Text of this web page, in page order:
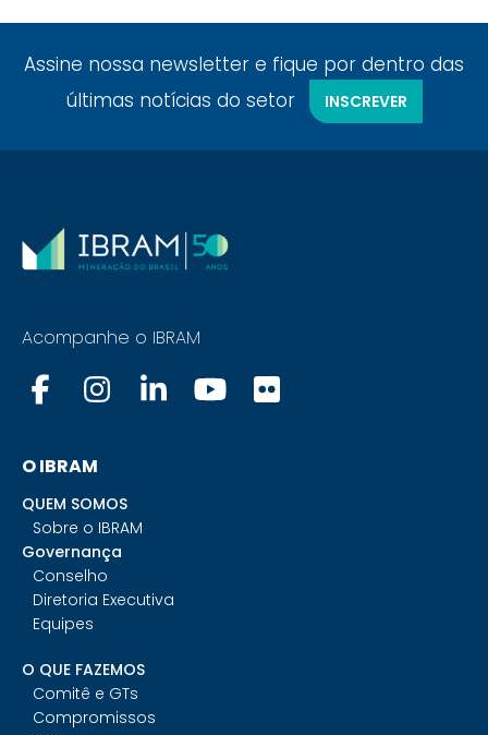
Assine nossa newsletter e fique por dentro das
últimas notícias do setor
INSCREVER
Acompanhe o IBRAM
O IBRAM
QUEM SOMOS
Sobre o IBRAM
Governança
Conselho
Diretoria Executiva
Equipes
O QUE FAZEMOS
Comitê e GTs
Compromissos